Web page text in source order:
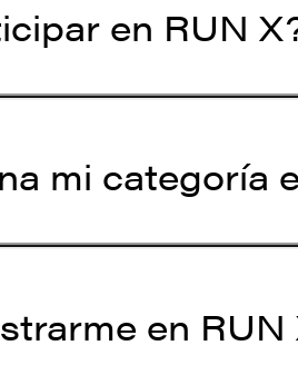
en RUN
mi categoría
en RUN